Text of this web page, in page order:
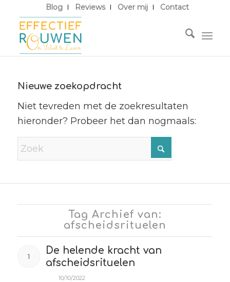
Blog Reviews Over mij Contact
Nieuwe zoekopdracht
Niet tevreden met de zoekresultaten
hieronder? Probeer het dan nogmaals:
Tag Archief van:
afscheidsrituelen
1
De helende kracht van
afscheidsrituelen
10/10/2022